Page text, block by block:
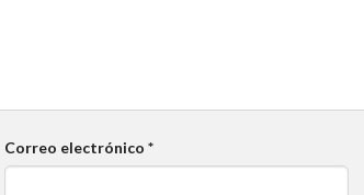
Correo electrónico*